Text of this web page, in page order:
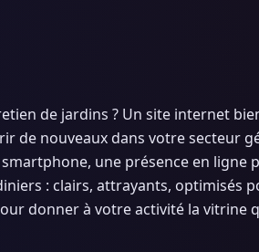
de jardins ? Un site internet
de nouveaux dans votre secteur
une présence en ligne
: clairs, attrayants, optimisés
donner à votre activité la vitrine